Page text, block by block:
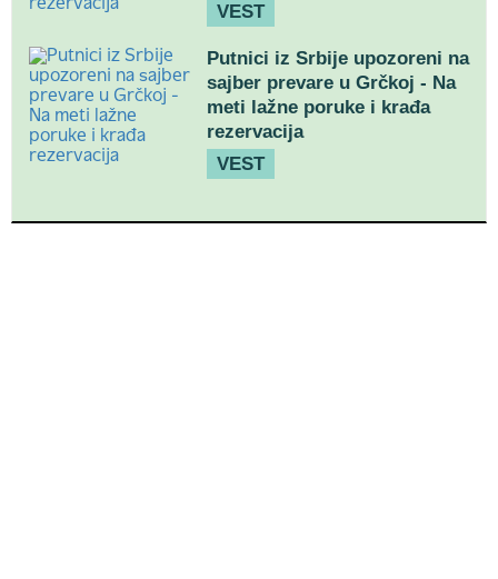
VEST
Putnici iz Srbije upozoreni na
sajber prevare u Grčkoj - Na
meti lažne poruke i krađa
rezervacija
VEST